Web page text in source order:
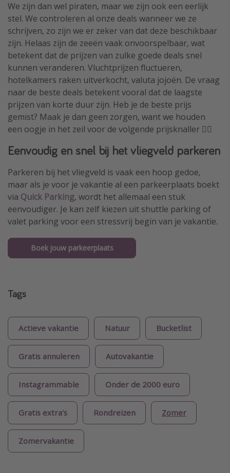
We zijn dan wel piraten, maar we zijn ook een eerlijk
stel. We controleren al onze deals wanneer we ze
schrijven, zo zijn we er zeker van dat deze beschikbaar
zijn. Helaas zijn de zeeën vaak onvoorspelbaar, wat
betekent dat de prijzen van zulke goede deals snel
kunnen veranderen. Vluchtprijzen fluctueren,
hotelkamers raken uitverkocht, valuta jojoën. De vraag
naar de beste deals betekent vooral dat de laagste
prijzen van korte duur zijn. Heb je de beste prijs
gemist? Maak je dan geen zorgen, want we houden
een oogje in het zeil voor de volgende prijsknaller 🏴‍☠️
Eenvoudig en snel bij het vliegveld parkeren
Parkeren bij het vliegveld is vaak een hoop gedoe,
maar als je voor je vakantie al een parkeerplaats boekt
via Quick Parking, wordt het allemaal een stuk
eenvoudiger. Je kan zelf kiezen uit shuttle parking of
valet parking voor een stressvrij begin van je vakantie.
Boek jouw parkeerplaats
Tags
Actieve vakantie Natuur Bucketlist
Gratis annuleren Autovakantie
Instagrammable Onder de 2000 euro
Gratis extra's Rondreizen Zomer
Zomervakantie